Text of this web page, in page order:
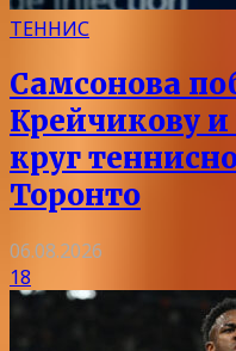
ТЕННИС
Самсонова
Крейчикову
круг
Торонто
06.08.2026
18